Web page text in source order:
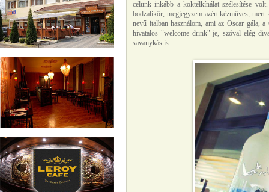
célunk inkább a koktélkínálat szélesítése
bodzalikőr, megjegyzem azért kézműves,
nevű italban használom, ami az Oscar gála,
hivatalos "welcome drink"-je, szóval elég
savanykás is.